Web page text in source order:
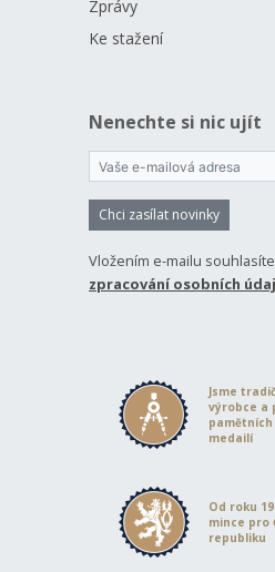
Zprávy
Ke stažení
Nenechte si nic ujít
Chci zasílat novinky
Vložením e-mailu
zpracování osobních
Jsme
výrobce a
pamětních
medailí
Od roku
mince pro
republiku